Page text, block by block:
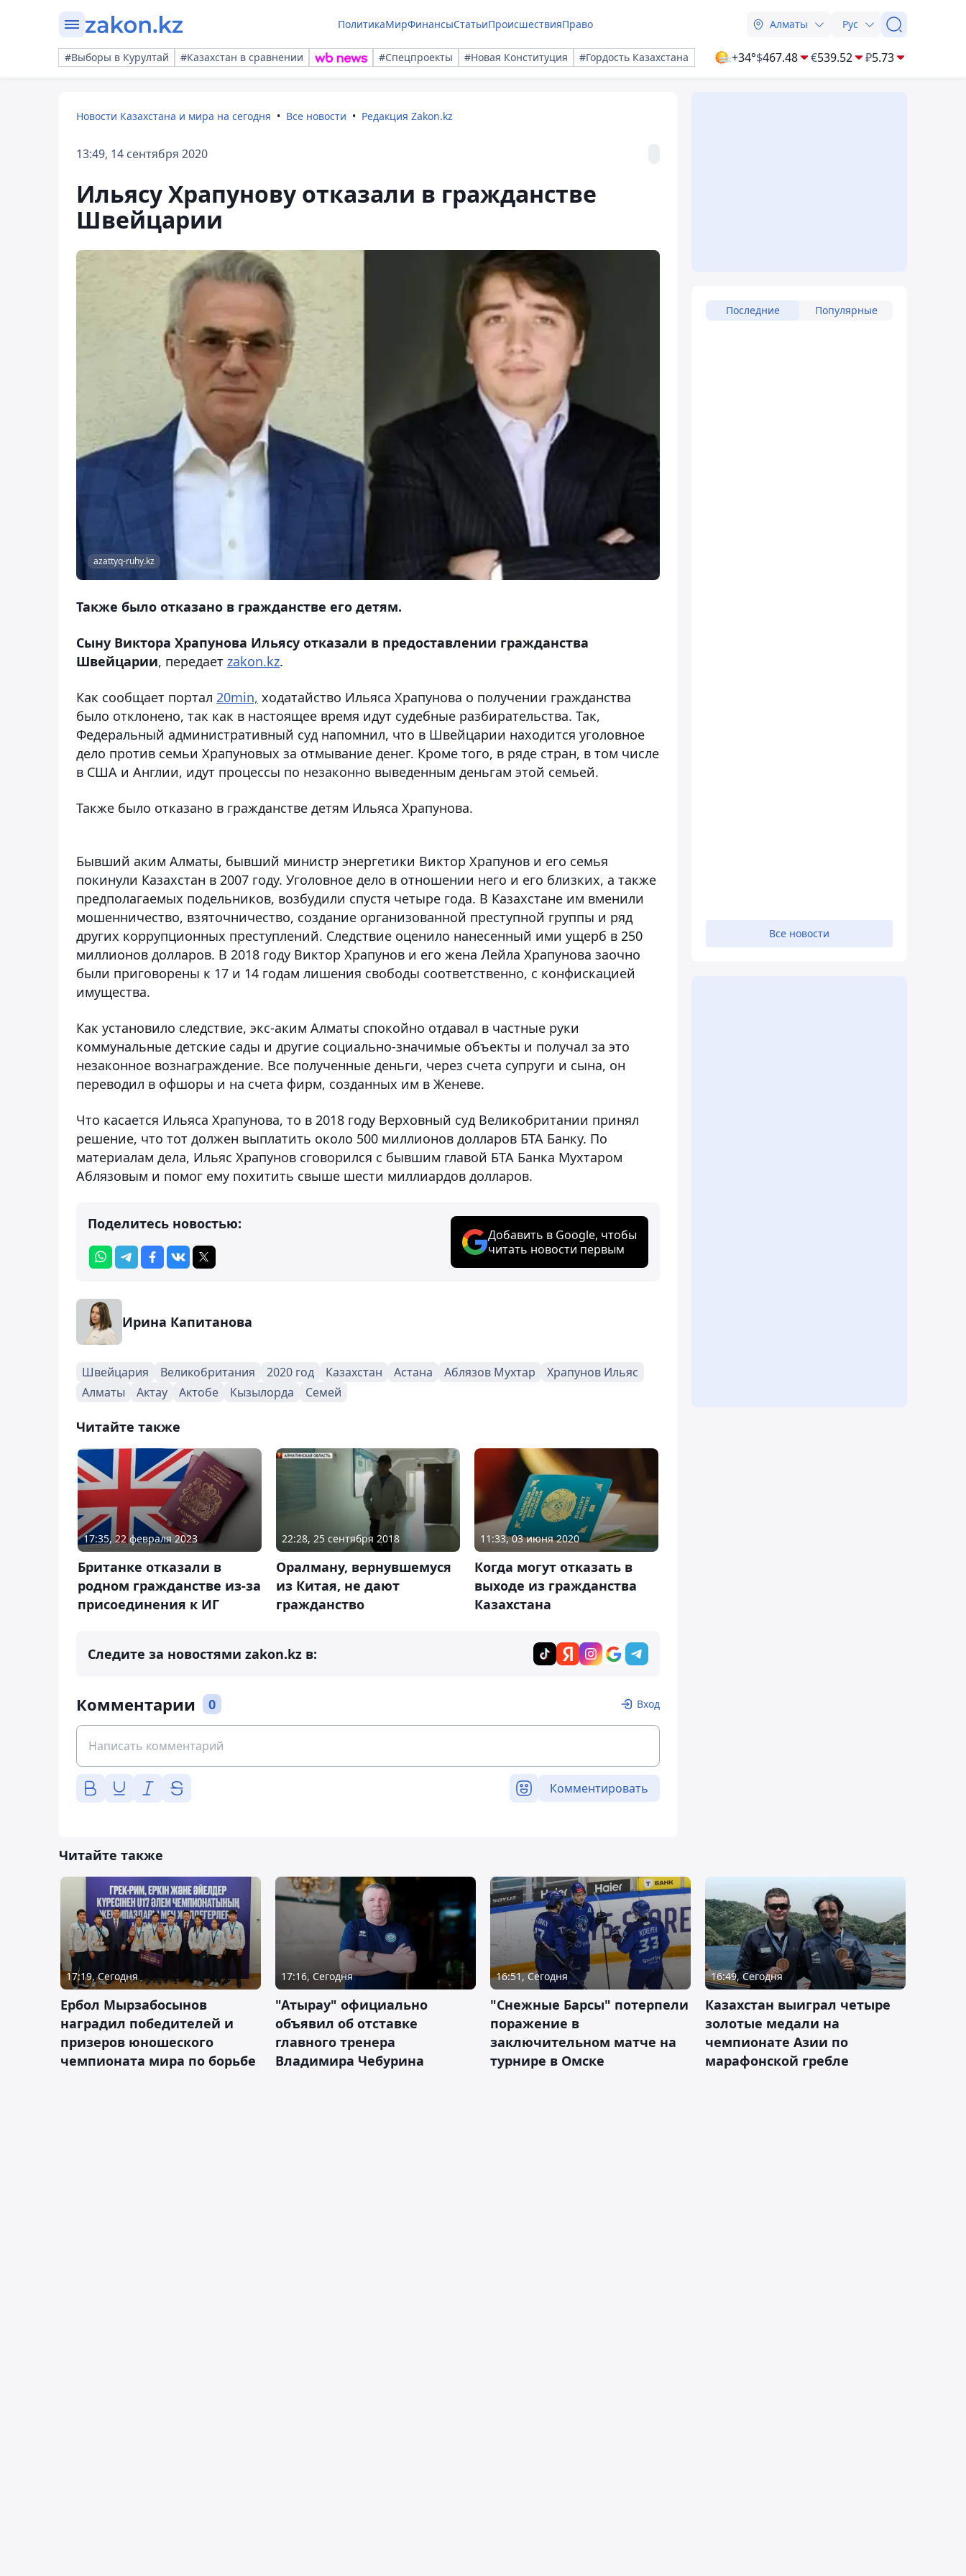
ПолитикаМирФинансыСтатьиПроисшествияПраво Алматы Рус
#Выборы в Курултай #Казахстан в сравнении #Спецпроекты #Новая Конституция #Гордость Казахстана +34°$467.48 €539.52 ₽5.73
Новости Казахстана и мира на сегодня Все новости Редакция Zakon.kz
13:49, 14 сентября 2020
Ильясу Храпунову отказали в гражданстве
Швейцарии
azattyq-ruhy.kz
Также было отказано в гражданстве его детям.
Сыну Виктора Храпунова Ильясу отказали в предоставлении гражданства
Швейцарии, передает zakon.kz.
Как сообщает портал 20min, ходатайство Ильяса Храпунова о получении гражданства
было отклонено, так как в настоящее время идут судебные разбирательства. Так,
Федеральный административный суд напомнил, что в Швейцарии находится уголовное
дело против семьи Храпуновых за отмывание денег. Кроме того, в ряде стран, в том числе
в США и Англии, идут процессы по незаконно выведенным деньгам этой семьей.
Также было отказано в гражданстве детям Ильяса Храпунова.
Бывший аким Алматы, бывший министр энергетики Виктор Храпунов и его семья
покинули Казахстан в 2007 году. Уголовное дело в отношении него и его близких, а также
предполагаемых подельников, возбудили спустя четыре года. В Казахстане им вменили
мошенничество, взяточничество, создание организованной преступной группы и ряд
других коррупционных преступлений. Следствие оценило нанесенный ими ущерб в 250
миллионов долларов. В 2018 году Виктор Храпунов и его жена Лейла Храпунова заочно
были приговорены к 17 и 14 годам лишения свободы соответственно, с конфискацией
имущества.
Как установило следствие, экс-аким Алматы спокойно отдавал в частные руки
коммунальные детские сады и другие социально-значимые объекты и получал за это
незаконное вознаграждение. Все полученные деньги, через счета супруги и сына, он
переводил в офшоры и на счета фирм, созданных им в Женеве.
Что касается Ильяса Храпунова, то в 2018 году Верховный суд Великобритании принял
решение, что тот должен выплатить около 500 миллионов долларов БТА Банку. По
материалам дела, Ильяс Храпунов сговорился с бывшим главой БТА Банка Мухтаром
Аблязовым и помог ему похитить свыше шести миллиардов долларов.
Поделитесь новостью:
Добавить в Google, чтобы
читать новости первым
Ирина Капитанова
Швейцария Великобритания 2020 год Казахстан Астана Аблязов Мухтар
Храпунов Ильяс
Алматы
Актау Актобе Кызылорда Семей
Читайте также
17:35, 22 февраля 2023
Британке отказали в
родном гражданстве из-за
присоединения к ИГ
22:28, 25 сентября 2018
Оралману, вернувшемуся
из Китая, не дают
гражданство
11:33, 03 июня 2020
Когда могут отказать в
выходе из гражданства
Казахстана
Следите за новостями zakon.kz в:
Комментарии 0 Вход
Комментировать
Последние Популярные
Все новости
Читайте также
17:19, Сегодня
Ербол Мырзабосынов
наградил победителей и
призеров юношеского
чемпионата мира по борьбе
17:16, Сегодня
"Атырау" официально
объявил об отставке
главного тренера
Владимира Чебурина
16:51, Сегодня
"Снежные Барсы" потерпели
поражение в
заключительном матче на
турнире в Омске
16:49, Сегодня
Казахстан выиграл четыре
золотые медали на
чемпионате Азии по
марафонской гребле